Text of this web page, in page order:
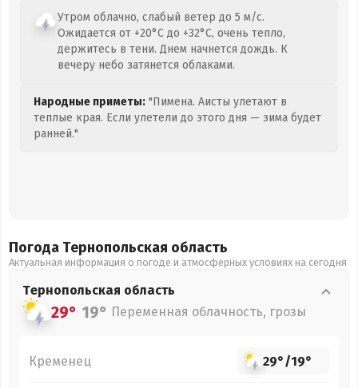
Утром облачно, слабый ветер до 5 м/с.
Ожидается от +20°C до +32°C, очень тепло,
держитесь в тени. Днем начнется дождь. К
вечеру небо затянется облаками.
Народные приметы: "Пимена. Аисты улетают в
теплые края. Если улетели до этого дня — зима будет
ранней."
Погода Тернопольская область
Актуальная информация о погоде и атмосферных условиях на сегодня
Тернопольская область
29° 19° Переменная облачность, грозы
Кременец 29°/19°